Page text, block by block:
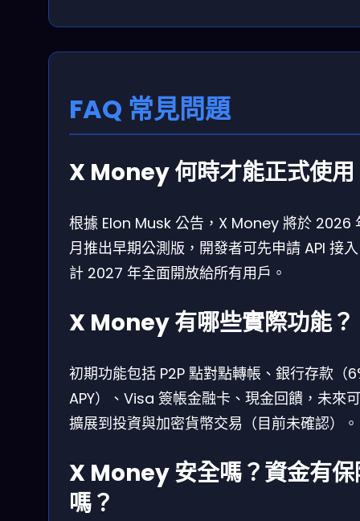
FAQ 常見問題
X Money 何時才能正式使用
根據 Elon Musk 公告，X Money 將於 2026
月推出早期公測版，開發者可先申請 API 接
計 2027 年全面開放給所有用戶。
X Money 有哪些實際功能？
初期功能包括 P2P 點對點轉帳、銀行存款（
APY）、Visa 簽帳金融卡、現金回饋，未來
擴展到投資與加密貨幣交易（目前未確認）。
X Money 安全嗎？資金有保
嗎？